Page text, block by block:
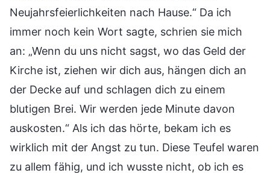
Neujahrsfeierlichkeiten nach Hause.“ Da ich
immer noch kein Wort sagte, schrien sie mich
an: „Wenn du uns nicht sagst, wo das Geld der
Kirche ist, ziehen wir dich aus, hängen dich an
der Decke auf und schlagen dich zu einem
blutigen Brei. Wir werden jede Minute davon
auskosten.“ Als ich das hörte, bekam ich es
wirklich mit der Angst zu tun. Diese Teufel waren
zu allem fähig, und ich wusste nicht, ob ich es